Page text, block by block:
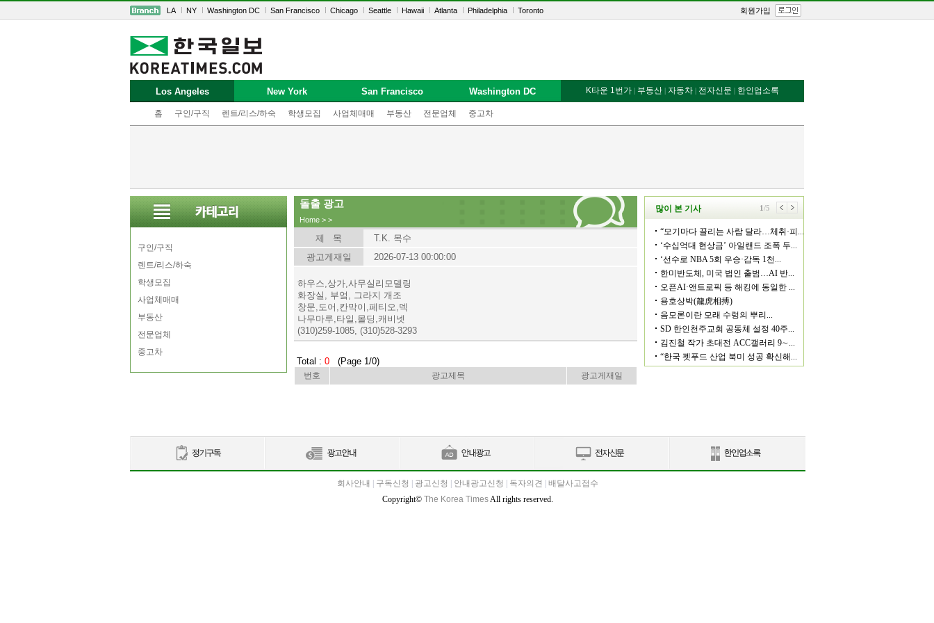
LA NY Washington DC San Francisco Chicago Seattle Hawaii Atlanta Philadelphia Toronto 회원가입
Los Angeles
홈 구인/구직 렌트/리스/하숙 학생모집 사업체매매 부동산 전문업체 중고차
New York San Francisco Washington DC K타운 1번가 | 부동산 | 자동차 | 전자신문 | 한인업소록
구인/구직
렌트/리스/하숙
학생모집
사업체매매
부동산
전문업체
중고차
돌출 광고
Home > >
제 목
T.K. 목수
광고게재일
2026-07-13 00:00:00
하우스,상가,사무실리모델링
화장실, 부엌, 그라지 개조
창문,도어,칸막이,페티오,덱
나무마루,타일,몰딩,캐비넷
(310)259-1085, (310)528-3293
Total : 0 (Page 1/0)
번호 광고제목 광고게재일
회사안내 구독신청 광고신청 안내광고신청 독자의견
배달사고접수
Copyright© The Korea TimesAll rights reserved.